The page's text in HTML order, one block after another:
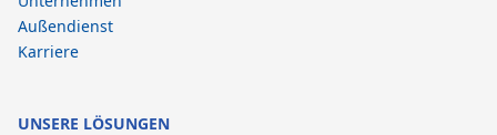
Außendienst
Karriere
UNSERE LÖSUNGEN